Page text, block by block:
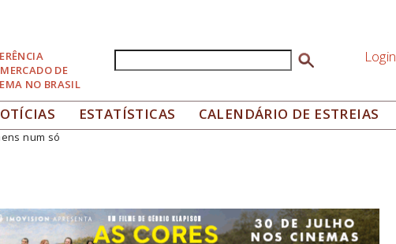
DE
NO BRASIL
Formulário de busca Login
ESTATÍSTICAS CALENDÁRIO DE ESTREIAS
num só